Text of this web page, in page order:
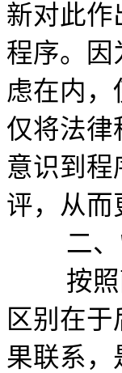
新对此作
程序。因
虑在内
仅将法律
意识到
评，从而
二、"
按照萨
区别在
果联系